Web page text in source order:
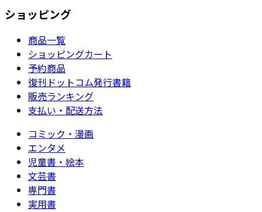
ショッピング
商品一覧
ショッピングカート
予約商品
復刊ドットコム発行書籍
販売ランキング
支払い・配送方法
コミック・漫画
エンタメ
児童書・絵本
文芸書
専門書
実用書